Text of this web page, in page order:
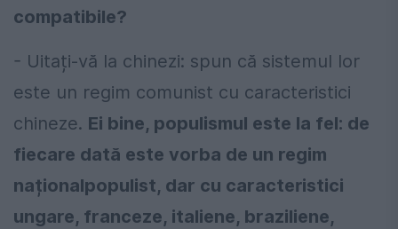
compatibile?
- Uitați-vă la chinezi: spun că sistemul lor
este un regim comunist cu caracteristici
chineze. Ei bine, populismul este la fel: de
fiecare dată este vorba de un regim
naționalpopulist, dar cu caracteristici
ungare, franceze, italiene, braziliene,